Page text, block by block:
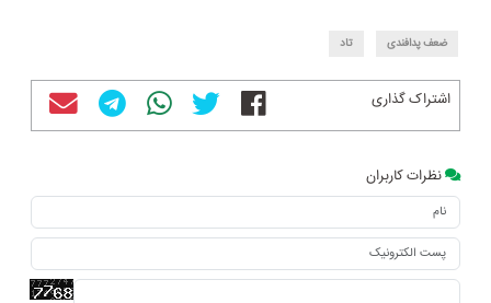
ضعف پدافندی تاد
اشتراک گذاری
نظرات کاربران